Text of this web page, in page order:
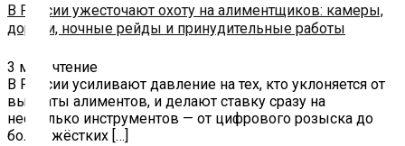
Помощь
проекту
Контакты
В России ужесточают охоту на алиментщиков: камеры,
дороги, ночные рейды и принудительные работы
3 мин. чтение
В России усиливают давление на тех, кто уклоняется от
выплаты алиментов, и делают ставку сразу на
несколько инструментов — от цифрового розыска до
более жёстких […]